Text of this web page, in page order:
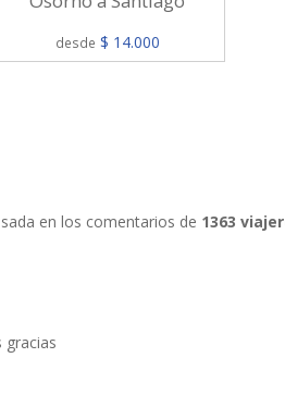
desde $ 14.000
en los comentarios de 1363
gracias